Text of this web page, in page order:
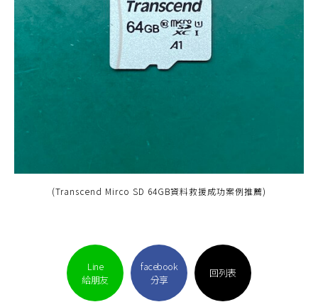
(Transcend Mirco SD 64GB資料救援成功案例推薦)
Line
給朋友
facebook
分享
回列表